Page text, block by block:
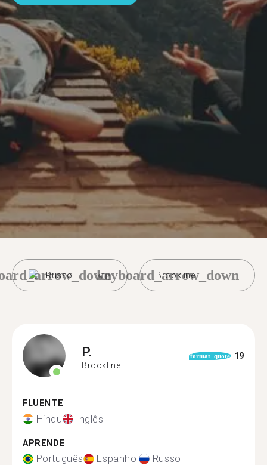
Russo Brookline
keyboard_arrow_down
P.
Brookline
format_quote 19
FLUENTE
Hindu Inglês
APRENDE
Português Espanhol Russo